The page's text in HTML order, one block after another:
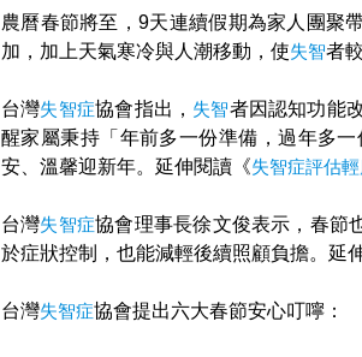
農曆春節將至，9天連續假期為家人團聚
加，加上天氣寒冷與人潮移動，使失智者
台灣失智症協會指出， 失智者因認知功能
醒家屬秉持「年前多一份準備，過年多
安、溫馨迎新年。延伸閱讀《失智症評估
台灣失智症協會理事長徐文俊表示，春節
於症狀控制，也能減輕後續照顧負擔。延
台灣失智症協會提出六大春節安心叮嚀：